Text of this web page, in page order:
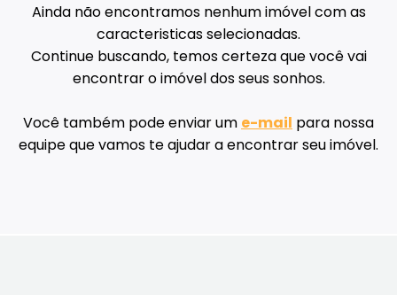
Ainda não encontramos nenhum imóvel com as
caracteristicas selecionadas.
Continue buscando, temos certeza que você vai
encontrar o imóvel dos seus sonhos.
Você também pode enviar um e-mail para nossa
equipe que vamos te ajudar a encontrar seu imóvel.